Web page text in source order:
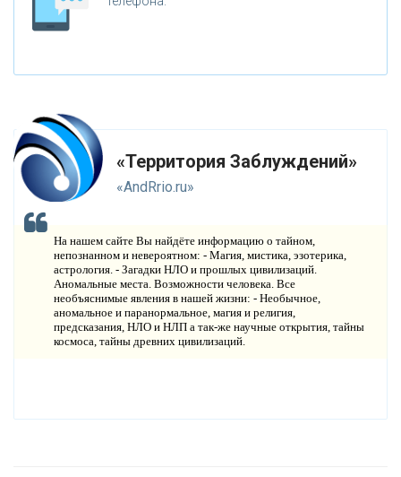
РОГНОЗЫ И ПРОРОЧЕСТВА
ИСТОРИЯ ОБО ВСЕМ НА СВЕТЕ
КОМПАНИИ
Н
ОНТАКТЫ
«Территория Заблуждений»
«AndRrio.ru»
На нашем сайте Вы найдёте информацию о тайном,
непознанном и невероятном: - Магия, мистика, эзотерика,
астрология. - Загадки НЛО и прошлых цивилизаций.
Аномальные места. Возможности человека. Все
необъяснимые явления в нашей жизни: - Необычное,
аномальное и паранормальное, магия и религия,
предсказания, НЛО и НЛП а так-же научные открытия, тайны
космоса, тайны древних цивилизаций.